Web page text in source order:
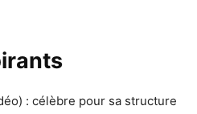
: célèbre pour sa structure